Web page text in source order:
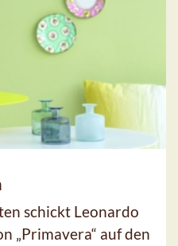
schickt Leonardo
„Primavera“ auf den